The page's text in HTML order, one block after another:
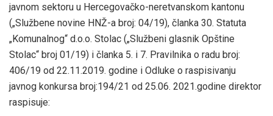
javnom sektoru u Hercegovačko-neretvanskom kantonu
(„Službene novine HNŽ-a broj: 04/19), članka 30. Statuta
„Komunalnog“ d.o.o. Stolac („Službeni glasnik Opštine
Stolac“ broj 01/19) i članka 5. i 7. Pravilnika o radu broj:
406/19 od 22.11.2019. godine i Odluke o raspisivanju
javnog konkursa broj:194/21 od 25.06. 2021.godine direktor
raspisuje: